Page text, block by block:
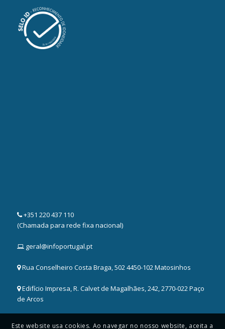
+351 220 437 110
(Chamada para rede fixa nacional)
geral@infoportugal.pt
Rua Conselheiro Costa Braga, 502 4450-102 Matosinhos
Edifício Impresa, R. Calvet de Magalhães, 242, 2770-022 Paço
de Arcos
Este website usa cookies. Ao navegar no nosso website, aceita a